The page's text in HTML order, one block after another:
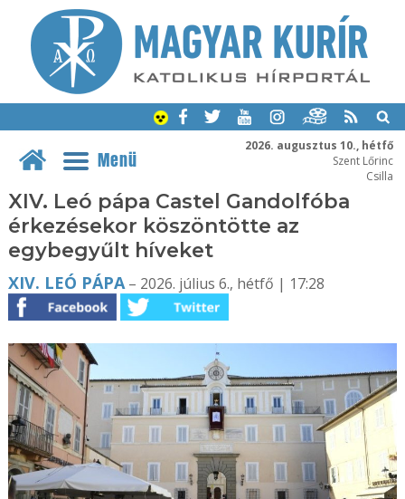
2026. augusztus 10., hétfő
Szent Lőrinc
Csilla
Menü
XIV. Leó pápa Castel Gandolfóba
érkezésekor köszöntötte az
egybegyűlt híveket
XIV. LEÓ PÁPA– 2026. július 6., hétfő | 17:28